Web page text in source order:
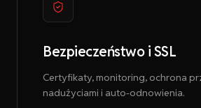
Bezpieczeństwo i SSL
Certyfikaty, monitoring, ochrona
nadużyciami i auto-odnowienia.